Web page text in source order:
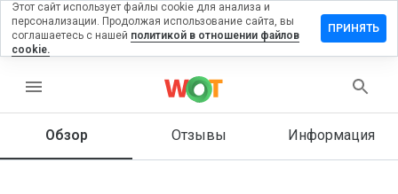
menu
Обзор Отзывы Информация
на
Этот сайт использует файлы cookie для анализа и
персонализации. Продолжая использование сайта, вы
соглашаетесь с нашей политикой в отношении файлов
cookie.
ПРИНЯТЬ